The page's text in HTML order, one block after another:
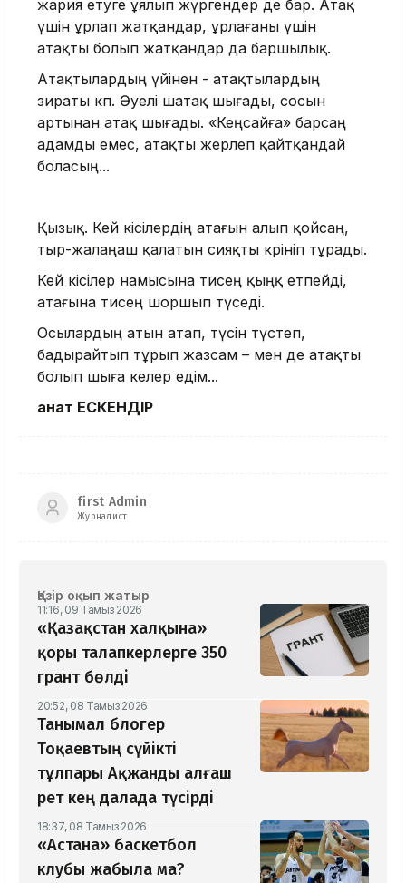
жария етуге ұялып жүргендер де бар. Атақ
үшін ұрлап жатқандар, ұрлағаны үшін
атақты болып жатқандар да баршылық.
Атақтылардың үйінен - атақтылардың
зираты көп. Әуелі шатақ шығады, сосын
артынан атақ шығады. «Кеңсайға» барсаң
адамды емес, атақты жерлеп қайтқандай
боласың...
Қызық. Кей кісілердің атағын алып қойсаң,
тыр-жалаңаш қалатын сияқты көрініп тұрады.
Кей кісілер намысына тисең қыңқ етпейді,
атағына тисең шоршып түседі.
Осылардың атын атап, түсін түстеп,
бадырайтып тұрып жазсам – мен де атақты
болып шыға келер едім...
Қанат ЕСКЕНДІР
first Admin
Журналист
Қазір оқып жатыр
11:16, 09 Тамыз 2026
«Қазақстан халқына»
қоры талапкерлерге 350
грант бөлді
20:52, 08 Тамыз 2026
Танымал блогер
Тоқаевтың сүйікті
тұлпары Ақжанды алғаш
рет кең далада түсірді
18:37, 08 Тамыз 2026
«Астана» баскетбол
клубы жабыла ма?